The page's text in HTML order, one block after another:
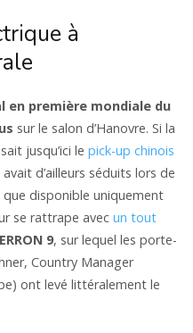
à
en première mondiale du
sur le salon d’Hanovre. Si la
jusqu’ici le pick-up chinois
d’ailleurs séduits lors de
que disponible uniquement
se rattrape avec un tout
9, sur lequel les porte-
Country Manager
ont levé littéralement le